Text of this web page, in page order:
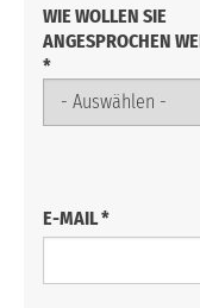
WIE WOLLEN SIE
ANGESPROCHEN
*
E-MAIL*